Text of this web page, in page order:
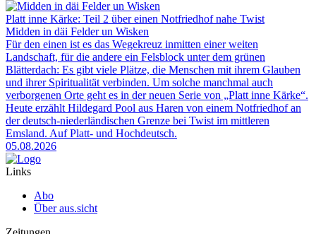
Platt inne Kärke: Teil 2 über einen Notfriedhof nahe Twist
Midden in däi Felder un Wisken
Für den einen ist es das Wegekreuz inmitten einer weiten
Landschaft, für die andere ein Felsblock unter dem grünen
Blätterdach: Es gibt viele Plätze, die Menschen mit ihrem Glauben
und ihrer Spiritualität verbinden. Um solche manchmal auch
verborgenen Orte geht es in der neuen Serie von „Platt inne Kärke“.
Heute erzählt Hildegard Pool aus Haren von einem Notfriedhof an
der deutsch-niederländischen Grenze bei Twist im mittleren
Emsland. Auf Platt- und Hochdeutsch.
05.08.2026
Links
Abo
Über aus.sicht